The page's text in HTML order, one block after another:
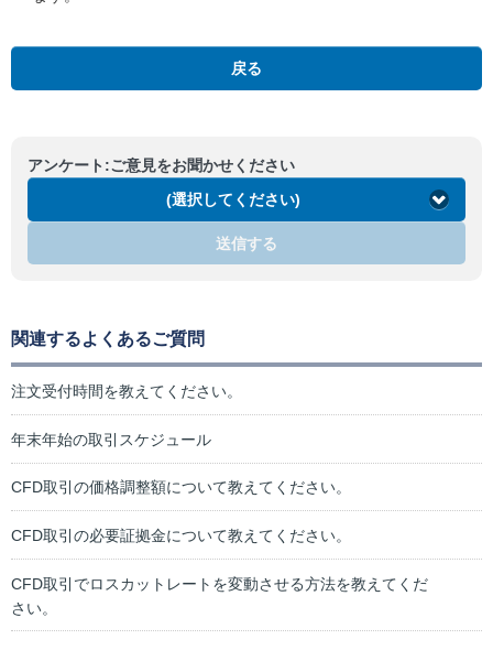
戻る
アンケート:ご意見をお聞かせください
(選択してください)
送信する
関連するよくあるご質問
注文受付時間を教えてください。
年末年始の取引スケジュール
CFD取引の価格調整額について教えてください。
CFD取引の必要証拠金について教えてください。
CFD取引でロスカットレートを変動させる方法を教えてくだ
さい。